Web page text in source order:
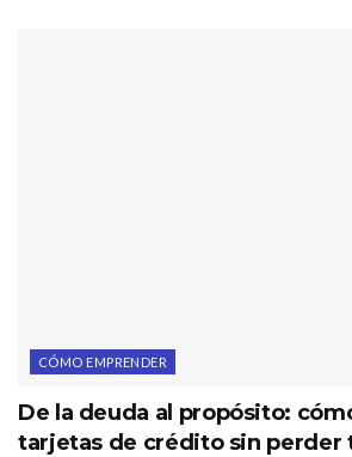
CÓMO EMPRENDER
De la deuda al propósito:
tarjetas de crédito sin perder